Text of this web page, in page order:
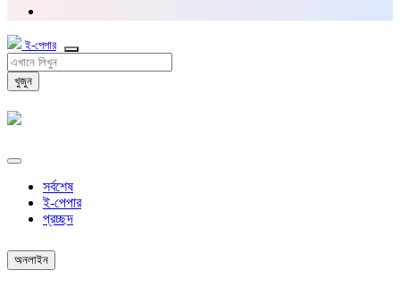
ই-পেপার
খুজুন
সর্বশেষ
ই-পেপার
প্রচ্ছদ
অনলাইন